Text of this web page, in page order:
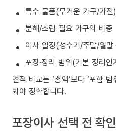
특수 물품(무거운 가구/가전
분해/조립 필요 가구의 비중
이사 일정(성수기/주말/월말
포장·정리 범위(기본 정리
견적 비교는 ‘총액’보다 ‘포함
봐야 정확합니다.
포장이사 선택 전 확